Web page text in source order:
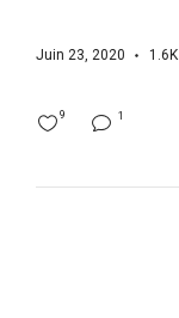
Juin 23, 2020 1.6K
1
9